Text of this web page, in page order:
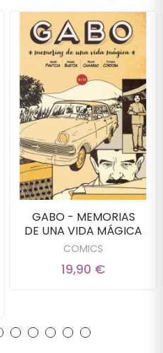
GABO - MEMORIAS
DE UNA VIDA MÁGICA
COMICS
19,90 €